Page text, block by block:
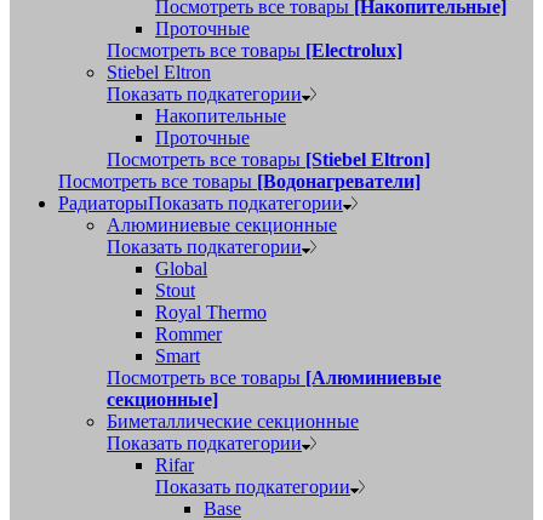
Посмотреть все товары [Накопительные]
Проточные
Посмотреть все товары [Electrolux]
Stiebel Eltron
Показать подкатегории
Накопительные
Проточные
Посмотреть все товары [Stiebel Eltron]
Посмотреть все товары [Водонагреватели]
РадиаторыПоказать подкатегории
Алюминиевые секционные
Показать подкатегории
Global
Stout
Royal Thermo
Rommer
Smart
Посмотреть все товары [Алюминиевые
секционные]
Биметаллические секционные
Показать подкатегории
Rifar
Показать подкатегории
Base